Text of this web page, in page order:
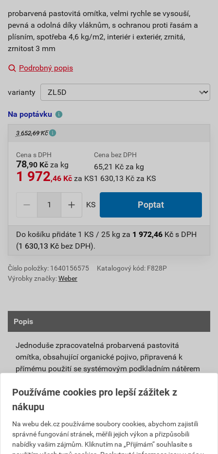
probarvená pastovitá omítka, velmi rychle se vysouší,
pevná a odolná díky vláknům, s ochranou proti řasám a
plísním, spotřeba 4,6 kg/m2, interiér i exteriér, zrnitá,
zrnitost 3 mm
Podrobný popis
varianty
Na poptávku
3 652,69 Kč
Cena s DPH
78,90 Kč za kg
1 972,46 Kč za KS
Cena bez DPH
65,21 Kč za kg
1 630,13 Kč za KS
KS Poptat
Do košíku přidáte 1 KS / 25 kg za 1 972,46 Kč s DPH
(1 630,13 Kč bez DPH).
Číslo položky: 1640156575
Katalogový kód: F828P
Výrobky značky:Weber
Popis
Jednoduše zpracovatelná probarvená pastovitá
omítka, obsahující organické pojivo, připravená k
přímému použití se systémovým podkladním nátěrem
Vlivem ochlazování vnějšího souvrství
zateplovacích systémů v nočních hodinách,
dochází ke kondenzaci vody na povrchu, která
vytváří živnou půdu pro růst nevzhledných řas.
Povrch omítky weberpas aquaBalance dokáže
Používáme cookies pro lepší zážitek z
nákupu
Na webu dek.cz používáme soubory cookies, abychom zajistili
správné fungování stránek, měřili jejich výkon a přizpůsobili
nabídky vašim zájmům. Kliknutím na „Přijímám“ souhlasíte s